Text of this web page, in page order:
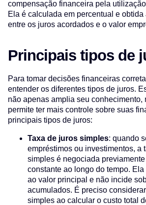
compensação financeira pela
Ela é calculada em percentual e
entre os juros acordados e o valor
Principais tipos de
Para tomar decisões financeiras
entender os diferentes tipos de juros.
não apenas amplia seu conhecimento,
permite ter mais controle sobre suas
principais tipos de juros:
Taxa de juros simples: quando
empréstimos ou investimentos, a
simples é negociada
constante ao longo do tempo.
ao valor principal e não incide
acumulados. É preciso
simples ao calcular o custo total